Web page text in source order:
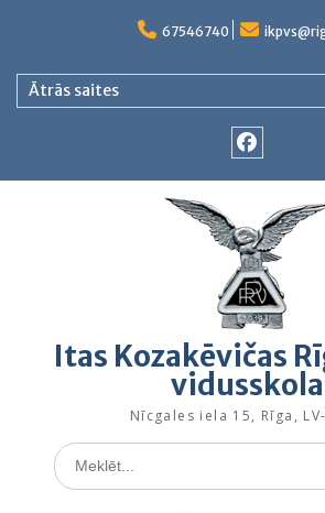
67546740
Ātrās saites
Itas Kozakēvičas
vidusskola
Nīcgales iela 15, Rīga,
Search
for: